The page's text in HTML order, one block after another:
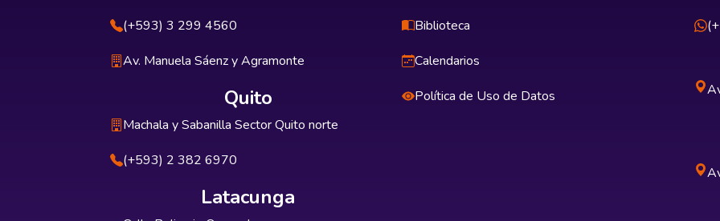
(+593) 3 299 4560
Av. Manuela Sáenz y Agramonte
Quito
Machala y Sabanilla Sector Quito norte
(+593) 2 382 6970
Latacunga
Biblioteca
Calendarios
Política de Uso de Datos